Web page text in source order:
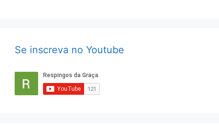
Se inscreva no Youtube